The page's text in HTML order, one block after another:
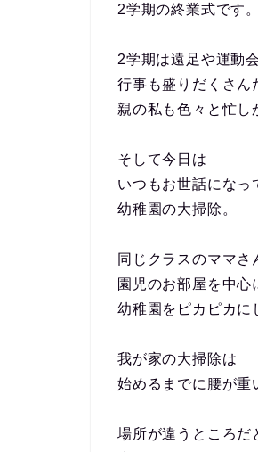
2学期の終業式です。
2学期は遠足や運動
行事も盛りだくさん
親の私も色々と忙
そして今日は
いつもお世話になっ
幼稚園の大掃除。
同じクラスのママさ
園児のお部屋を中心
幼稚園をピカピカ
我が家の大掃除は
始めるまでに腰が重
場所が違うところだ